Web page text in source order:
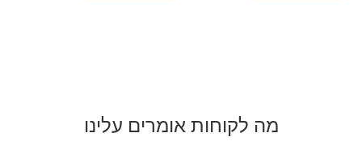
מה לקוחות אומרים עלינו